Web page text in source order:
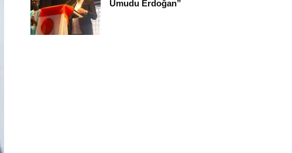
Umudu Erdoğan”